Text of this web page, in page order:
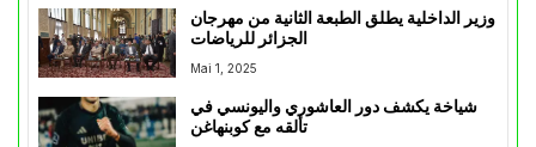
وزير الداخلية يطلق الطبعة الثانية من مهرجان
الجزائر للرياضات
Mai 1, 2025
شياخة يكشف دور العاشوري واليونسي في
تألقه مع كوبنهاغن